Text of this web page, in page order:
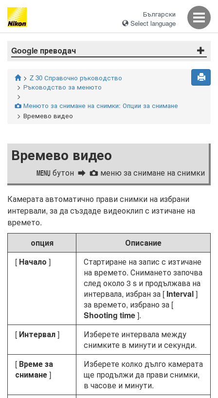
Български
Select language
Google преводач
Z 30 Справочно ръководство
Ръководство за менюто
C Менюто за снимане на снимки: Опции за снимане
Времево видео
Времево видео
G бутон C меню за снимане на снимки
Камерата автоматично прави снимки на избрани
интервали, за да създаде видеоклип с изтичане на
времето.
опция
Описание
[ Начало ]
Стартиране на запис с изтичане
на времето. Снимането започва
след около 3 s и продължава на
интервала, избран за [ Interval]
за времето, избрано за [
Shooting time].
[ Интервал]
Изберете интервала между
снимките в минути и секунди.
[ Време за
снимане]
Изберете колко дълго камерата
ще продължи да прави снимки,
в часове и минути.